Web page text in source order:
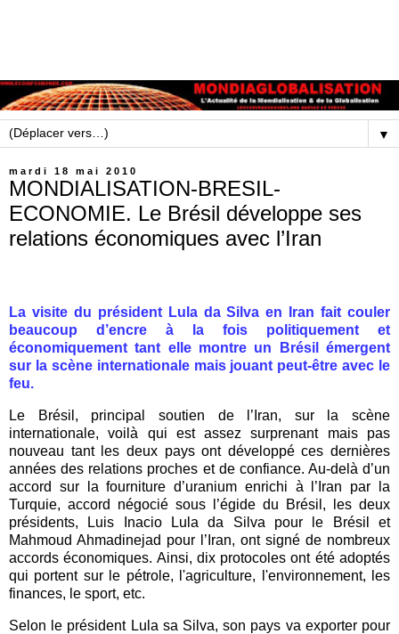
▼
mardi 18 mai 2010
MONDIALISATION-BRESIL-
ECONOMIE. Le Brésil développe ses
relations économiques avec l’Iran
La visite du président Lula da Silva en Iran fait couler
beaucoup d’encre à la fois politiquement et
économiquement tant elle montre un Brésil émergent
sur la scène internationale mais jouant peut-être avec le
feu.
Le Brésil, principal soutien de l’Iran, sur la scène
internationale, voilà qui est assez surprenant mais pas
nouveau tant les deux pays ont développé ces dernières
années des relations proches et de confiance. Au-delà d’un
accord sur la fourniture d’uranium enrichi à l’Iran par la
Turquie, accord négocié sous l’égide du Brésil, les deux
présidents, Luis Inacio Lula da Silva pour le Brésil et
Mahmoud Ahmadinejad pour l’Iran, ont signé de nombreux
accords économiques. Ainsi, dix protocoles ont été adoptés
qui portent sur le pétrole, l'agriculture, l'environnement, les
finances, le sport, etc.
Selon le président Lula sa Silva, son pays va exporter pour